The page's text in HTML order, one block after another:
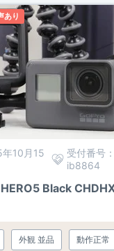
あり
10月15
受付番号：
ib8864
Black
外観 並品 動作正常